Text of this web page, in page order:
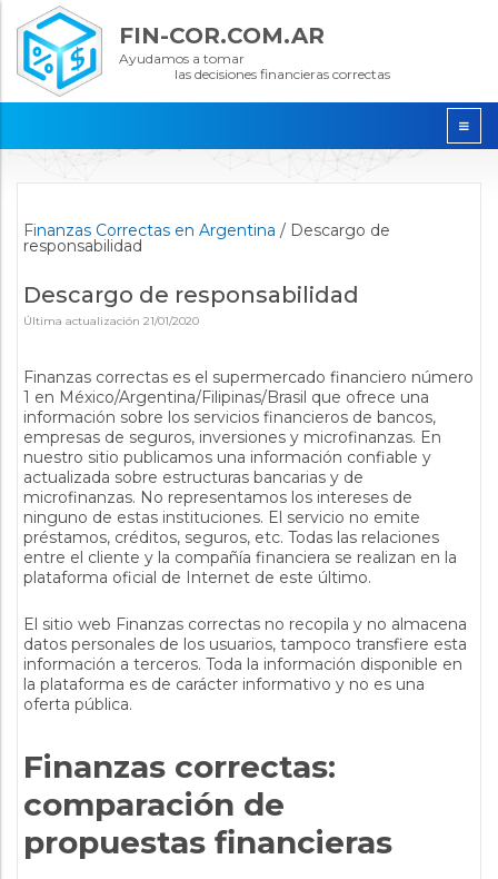
FIN-COR.COM.AR
Ayudamos a tomar
las decisiones financieras correctas
Finanzas Correctas en Argentina / Descargo de
responsabilidad
Descargo de responsabilidad
Última actualización 21/01/2020
Finanzas correctas es el supermercado financiero número
1 en México/Argentina/Filipinas/Brasil que ofrece una
información sobre los servicios financieros de bancos,
empresas de seguros, inversiones y microfinanzas. En
nuestro sitio publicamos una información confiable y
actualizada sobre estructuras bancarias y de
microfinanzas. No representamos los intereses de
ninguno de estas instituciones. El servicio no emite
préstamos, créditos, seguros, etc. Todas las relaciones
entre el cliente y la compañía financiera se realizan en la
plataforma oficial de Internet de este último.
El sitio web Finanzas correctas no recopila y no almacena
datos personales de los usuarios, tampoco transfiere esta
información a terceros. Toda la información disponible en
la plataforma es de carácter informativo y no es una
oferta pública.
Finanzas correctas:
comparación de
propuestas financieras